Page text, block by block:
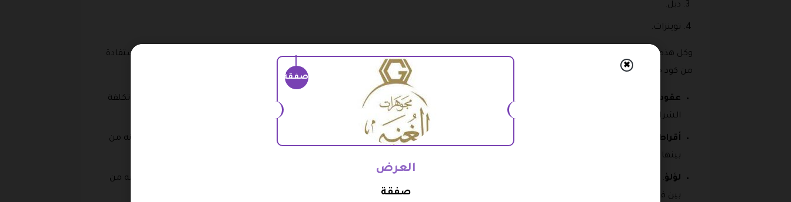
دبل.
توينزات.
وكل هذه الخيارات تتوفر بتشكيلة رائعة متنوعة من التصاميم المتميزة التى تلبي جميع الاذواق من المشغولات الذهبية عيار 21 وعيار 24 ويمكنكم الاستفادة
من كود خصم متجر مجوهرات الغنيم على اختياراتكم من بينها.
عقود
: يمكنكم الحصول على أي من العقود الفاخرة والفخمة التي تتوفر بهذا القسم والحصول على نسبة خصم مثالية من تفعيل كود الخصم على تكلفة
الشراء لاى من خيارات الانواع التى تتوفر به من عيار 21 او 24 وكذلك الشركات المتميزة.
أقراط
: قسم مميزة تشكيلة رائعة ومتنوعة من أقراط الأذن الرائعة باشكال وتصاميم متنوعة تلبي جميع الاذواق يمكنكم تصفحها واختيار ما تحبونه من
بينها والاستفادة من نسبة خصم كود خصم مجوهرات الغنيم على ما تحبونه من بينها.
لؤلؤ: قسم مميز ورائع من اللؤلؤ الطبيعي مشغولاته المتنوعة والمميزة يمكنكم الاستفادة من كود خصم موقع مجوهرات الغنيم واختيار ما تحبونه من
بين فئات المنتجات التى تتوفر من خلال القسم والتي أبرزها التالي:
صفقة
✖
العرض
صفقة